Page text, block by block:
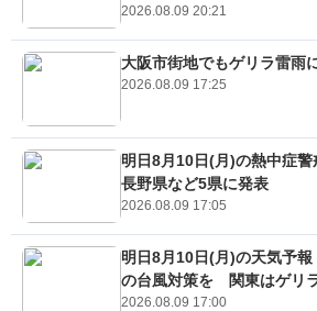
2026.08.09 20:21
大阪市街地でもゲリラ雷
2026.08.09 17:25
明日8月10日(月)の熱中症
長野県など5県に発表
2026.08.09 17:05
明日8月10日(月)の天気予
の台風対策を 関東はゲリ
2026.08.09 17:00